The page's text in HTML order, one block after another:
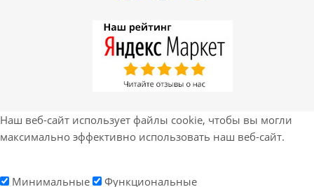
Наш веб-сайт использует файлы cookie, чтобы вы могли
максимально эффективно использовать наш веб-сайт.
Минимальные Функциональные